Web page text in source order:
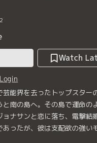
Watch
Login
能界を去ったトップスター
南の島へ。その島で運命の
ナサンと恋に落ち、電撃結
ったが、彼は支配欲の強い